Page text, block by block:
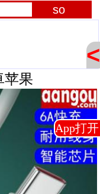
<
苹果
App打开